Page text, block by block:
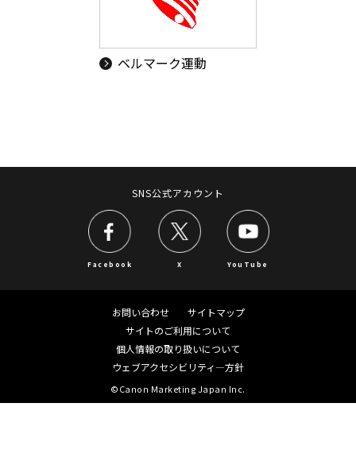
ベルマーク運動
SNS公式アカウント
Facebook X YouTube
お問い合わせ
サイトマップ
サイトのご利用について
個人情報の取り扱いについて
ウェブアクセシビリティ―方針
©Canon Marketing Japan Inc.